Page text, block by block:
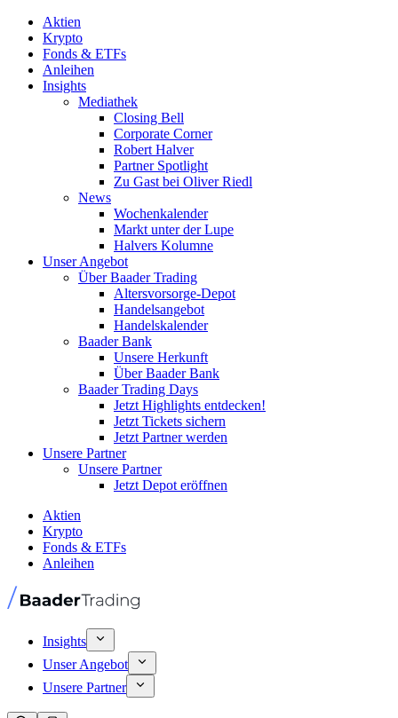
Aktien
Krypto
Fonds & ETFs
Anleihen
Insights
Mediathek
Closing Bell
Corporate Corner
Robert Halver
Partner Spotlight
Zu Gast bei Oliver Riedl
News
Wochenkalender
Markt unter der Lupe
Halvers Kolumne
Unser Angebot
Über Baader Trading
Altersvorsorge-Depot
Handelsangebot
Handelskalender
Baader Bank
Unsere Herkunft
Über Baader Bank
Baader Trading Days
Jetzt Highlights entdecken!
Jetzt Tickets sichern
Jetzt Partner werden
Unsere Partner
Unsere Partner
Jetzt Depot eröffnen
Aktien
Krypto
Fonds & ETFs
Anleihen
Insights
Unser Angebot
Unsere Partner